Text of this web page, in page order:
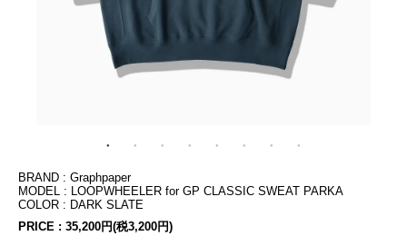
BRAND : Graphpaper
MODEL : LOOPWHEELER for GP CLASSIC SWEAT PARKA
COLOR : DARK SLATE
PRICE : 35,200円(税3,200円)